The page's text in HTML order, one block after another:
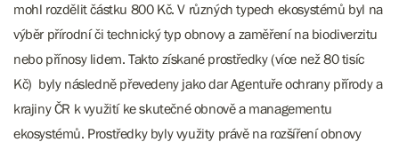
mohl rozdělit částku 800 Kč. V různých typech ekosystémů byl na
výběr přírodní či technický typ obnovy a zaměření na biodiverzitu
nebo přínosy lidem. Takto získané prostředky (více než 80 tisíc
Kč) byly následně převedeny jako dar Agentuře ochrany přírody a
krajiny ČR k využití ke skutečné obnově a managementu
ekosystémů. Prostředky byly využity právě na rozšíření obnovy